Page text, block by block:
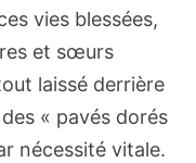
vies blessées,
et sœurs
laissé derrière
« pavés dorés
nécessité vitale.